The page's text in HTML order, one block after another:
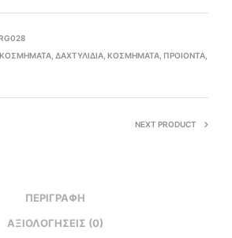
ΚΟΣΜΉΜΑΤΑ ΔΑΧΤΥΛΊΔΙΑ ΚΟΣΜΉΜΑΤΑ ΠΡΟΙΟΝΤΑ
NEXT PRODUCT
ΠΕΡΙΓΡΑΦΉ
ΑΞΙΟΛΟΓΉΣΕΙΣ (0)